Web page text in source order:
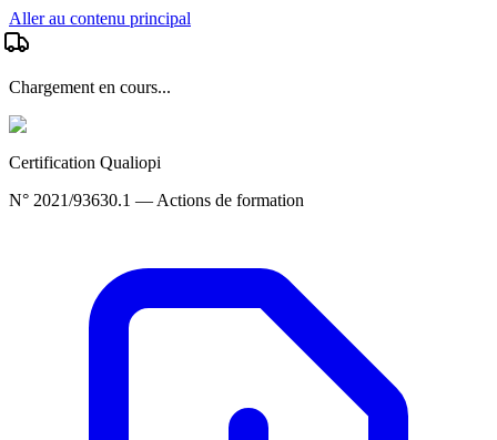
Aller au contenu principal
Chargement en cours...
Certification Qualiopi
N° 2021/93630.1 — Actions de formation